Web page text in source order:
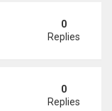
thu tiền tác
0
Replies
một đặc ân"
0
Replies